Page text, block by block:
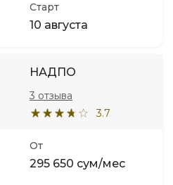
Старт
10 августа
НАДПО
3.7
3 отзыва
От
295 650 сум/мес